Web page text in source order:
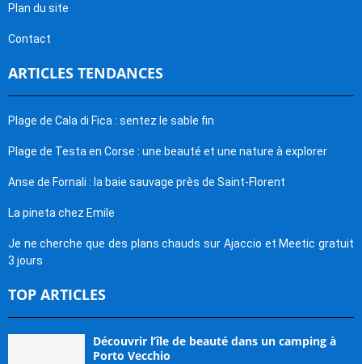
Plan du site
Contact
ARTICLES TENDANCES
Plage de Cala di Fica : sentez le sable fin
Plage de Testa en Corse : une beauté et une nature à explorer
Anse de Fornali : la baie sauvage près de Saint-Florent
La pineta chez Emile
Je ne cherche que des plans chauds sur Ajaccio et Meetic gratuit
3 jours
TOP ARTICLES
Découvrir l’île de beauté dans un camping à
Porto Vecchio